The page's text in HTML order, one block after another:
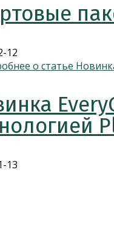
12
13